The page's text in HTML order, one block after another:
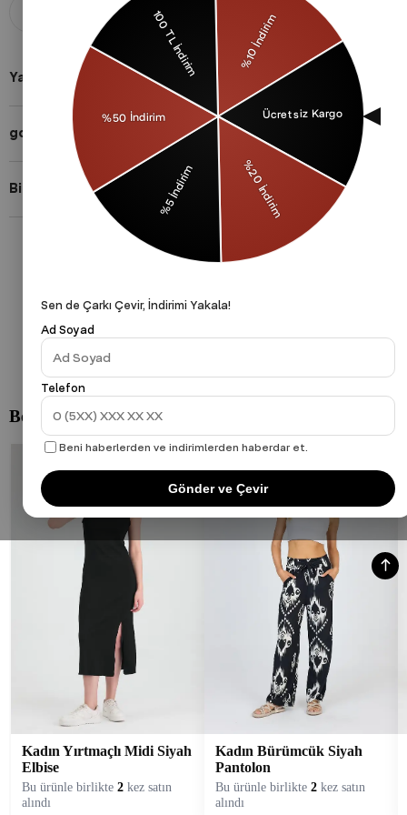
Aldığınız ürünü 14 gün içerisinde
iade edebilirsiniz.
Taksit imkanları ile herkese uygun
ödeme yöntemleri.
Yardıma mı ihtiyacın var?
gothamVibes Hakkında
Bizi Takip Et!
Sen de Çarkı Çevir, İndirimi Yakala!
Ad Soyad
Telefon
Beni haberlerden ve indirimlerden haberdar et.
Gönder ve Çevir